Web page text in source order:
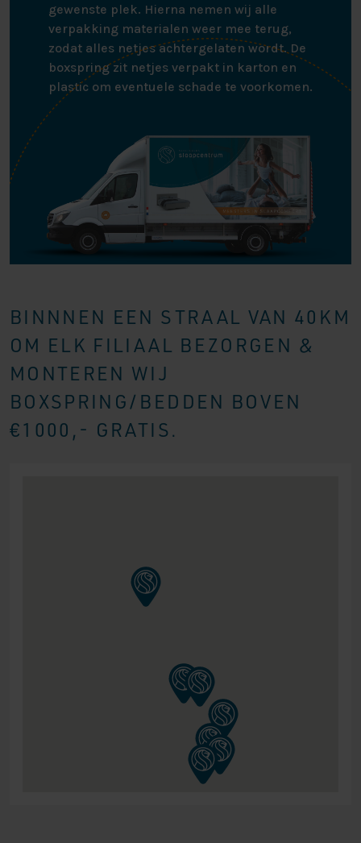
gewenste plek. Hierna nemen wij alle
verpakking materialen weer mee terug,
zodat alles netjes achtergelaten wordt. De
boxspring zit netjes verpakt in karton en
plastic om eventuele schade te voorkomen.
BINNNEN EEN STRAAL VAN 40KM
OM ELK FILIAAL BEZORGEN &
MONTEREN WIJ
BOXSPRING/BEDDEN BOVEN
€1000,- GRATIS.